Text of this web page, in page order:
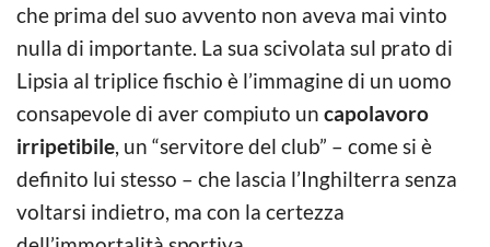
che prima del suo avvento non aveva mai vinto
nulla di importante. La sua scivolata sul prato di
Lipsia al triplice fischio è l’immagine di un uomo
consapevole di aver compiuto un capolavoro
irripetibile, un “servitore del club” – come si è
definito lui stesso – che lascia l’Inghilterra senza
voltarsi indietro, ma con la certezza